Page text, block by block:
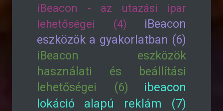
iBeacon - az utazási ipar
lehetőségei (4)
iBeacon
eszközök a gyakorlatban (6)
iBeacon eszközök
használati és beállítási
lehetőségei (6)
ibeacon
lokáció alapú reklám (7)